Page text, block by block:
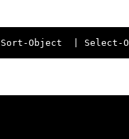
Object  | Select-